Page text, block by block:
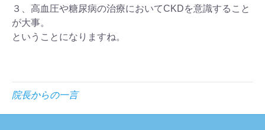
３、高血圧や糖尿病の治療においてCKDを意識すること
が大事。
ということになりますね。
院長からの一言